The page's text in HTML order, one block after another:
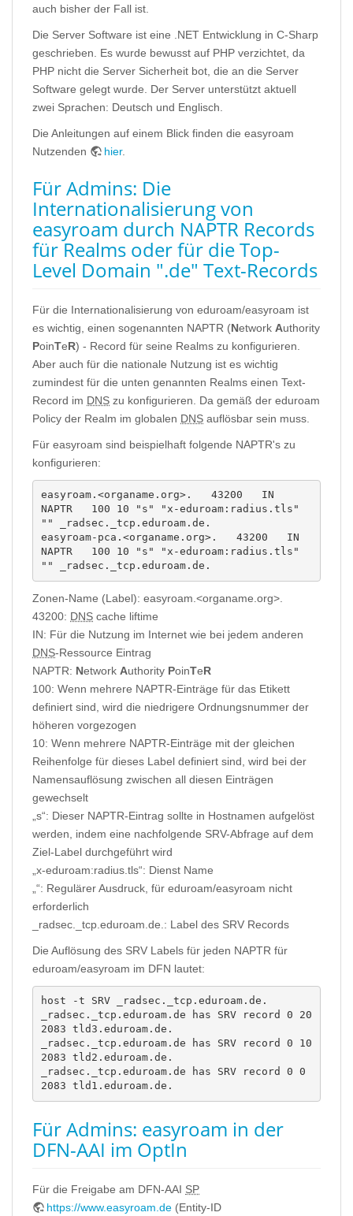
auch bisher der Fall ist.
Die Server Software ist eine .NET Entwicklung in C-Sharp
geschrieben. Es wurde bewusst auf PHP verzichtet, da
PHP nicht die Server Sicherheit bot, die an die Server
Software gelegt wurde. Der Server unterstützt aktuell
zwei Sprachen: Deutsch und Englisch.
Die Anleitungen auf einem Blick finden die easyroam
Nutzenden
hier.
Für Admins: Die
Internationalisierung von
easyroam durch NAPTR Records
für Realms oder für die Top-
Level Domain ".de" Text-Records
Für die Internationalisierung von eduroam/easyroam ist
es wichtig, einen sogenannten NAPTR (Network Authority
PoinTeR) - Record für seine Realms zu konfigurieren.
Aber auch für die nationale Nutzung ist es wichtig
zumindest für die unten genannten Realms einen Text-
Record im DNS zu konfigurieren. Da gemäß der eduroam
Policy der Realm im globalen DNS auflösbar sein muss.
Für easyroam sind beispielhaft folgende NAPTR's zu
konfigurieren:
easyroam.<organame.org>.   43200   IN
NAPTR   100 10 "s" "x-eduroam:radius.tls"
"" _radsec._tcp.eduroam.de.
easyroam-pca.<organame.org>.   43200   IN
NAPTR   100 10 "s" "x-eduroam:radius.tls"
"" _radsec._tcp.eduroam.de.
Zonen-Name (Label): easyroam.<organame.org>.
43200: DNS cache liftime
IN: Für die Nutzung im Internet wie bei jedem anderen
DNS-Ressource Eintrag
NAPTR: Network Authority PoinTeR
100: Wenn mehrere NAPTR-Einträge für das Etikett
definiert sind, wird die niedrigere Ordnungsnummer der
höheren vorgezogen
10: Wenn mehrere NAPTR-Einträge mit der gleichen
Reihenfolge für dieses Label definiert sind, wird bei der
Namensauflösung zwischen all diesen Einträgen
gewechselt
„s“: Dieser NAPTR-Eintrag sollte in Hostnamen aufgelöst
werden, indem eine nachfolgende SRV-Abfrage auf dem
Ziel-Label durchgeführt wird
„x-eduroam:radius.tls“: Dienst Name
„“: Regulärer Ausdruck, für eduroam/easyroam nicht
erforderlich
_radsec._tcp.eduroam.de.: Label des SRV Records
Die Auflösung des SRV Labels für jeden NAPTR für
eduroam/easyroam im DFN lautet:
host -t SRV _radsec._tcp.eduroam.de.
_radsec._tcp.eduroam.de has SRV record 0 20
2083 tld3.eduroam.de.
_radsec._tcp.eduroam.de has SRV record 0 10
2083 tld2.eduroam.de.
_radsec._tcp.eduroam.de has SRV record 0 0
2083 tld1.eduroam.de.
Für Admins: easyroam in der
DFN-AAI im OptIn
Für die Freigabe am DFN-AAI SP
https://www.easyroam.de (Entity-ID